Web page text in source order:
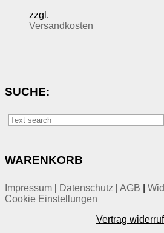
zzgl.
Versandkosten
SUCHE:
WARENKORB
Impressum Datenschutz AGB
Cookie Einstellungen
Vertrag